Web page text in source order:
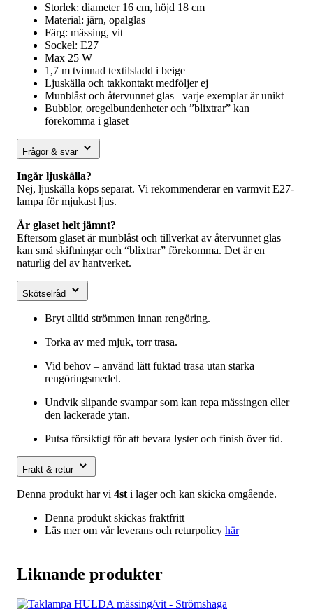
Storlek: diameter 16 cm, höjd 18 cm
Material: järn, opalglas
Färg: mässing, vit
Sockel: E27
Max 25 W
1,7 m tvinnad textilsladd i beige
Ljuskälla och takkontakt medföljer ej
Munblåst och återvunnet glas– varje exemplar är unikt
Bubblor, oregelbundenheter och ”blixtrar” kan
förekomma i glaset
Frågor & svar
Ingår ljuskälla?
Nej, ljuskälla köps separat. Vi rekommenderar en varmvit E27-
lampa för mjukast ljus.
Är glaset helt jämnt?
Eftersom glaset är munblåst och tillverkat av återvunnet glas
kan små skiftningar och “blixtrar” förekomma. Det är en
naturlig del av hantverket.
Skötselråd
Bryt alltid strömmen innan rengöring.
Torka av med mjuk, torr trasa.
Vid behov – använd lätt fuktad trasa utan starka
rengöringsmedel.
Undvik slipande svampar som kan repa mässingen eller
den lackerade ytan.
Putsa försiktigt för att bevara lyster och finish över tid.
Frakt & retur
Denna produkt har vi 4st i lager och kan skicka omgående.
Denna produkt skickas fraktfritt
Läs mer om vår leverans och returpolicy här
Liknande produkter